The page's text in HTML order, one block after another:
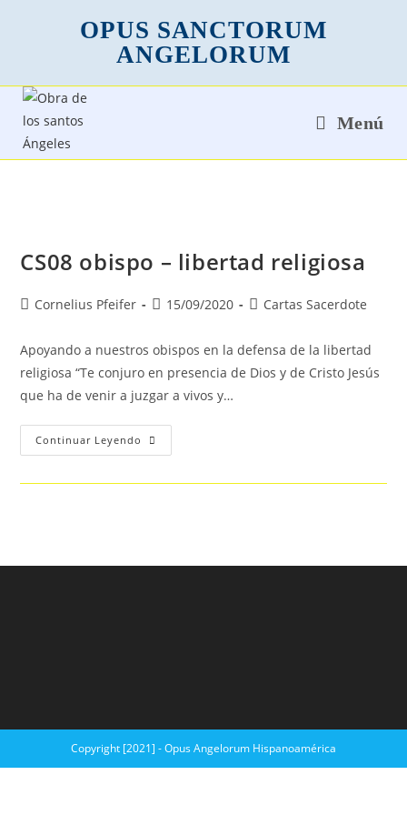
OPUS SANCTORUM
ANGELORUM
Menú
CS08 obispo – libertad religiosa
Cornelius Pfeifer 15/09/2020 Cartas Sacerdote
Apoyando a nuestros obispos en la defensa de la libertad
religiosa “Te conjuro en presencia de Dios y de Cristo Jesús
que ha de venir a juzgar a vivos y…
Continuar Leyendo
Copyright [2021] - Opus Angelorum Hispanoamérica